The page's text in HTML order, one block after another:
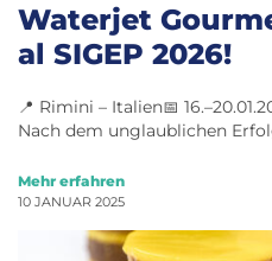
Waterjet
al SIGEP 2026!
📍 Rimini – Italien📅
Nach dem unglaublichen
Mehr erfahren
10 JANUAR 2025